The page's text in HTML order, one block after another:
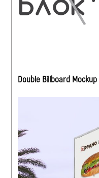
Double Billboard Mockup